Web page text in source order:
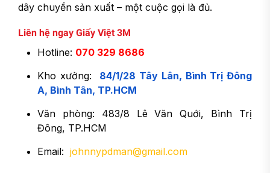
dây chuyền sản xuất – một cuộc gọi là đủ.
Liên hệ ngay Giấy Việt 3M
Hotline: 070 329 8686
Kho xưởng:
84/1/28 Tây Lân, Bình Trị Đông
A, Bình Tân, TP.HCM
Văn phòng: 483/8 Lê Văn Quới, Bình Trị
Đông, TP.HCM
Email: johnnypdman@gmail.com